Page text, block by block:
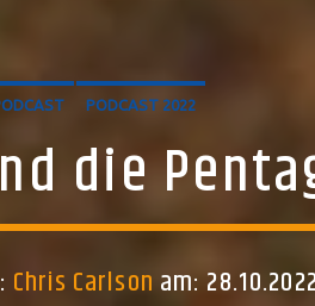
PODCAST 2022
die
Chris Carlson am: